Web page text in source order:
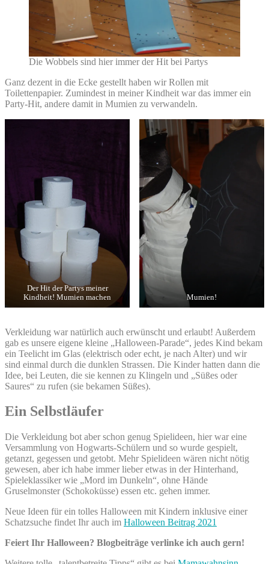
Die Wobbels sind hier immer der Hit bei Partys
Ganz dezent in die Ecke gestellt haben wir Rollen mit
Toilettenpapier. Zumindest in meiner Kindheit war das immer ein
Party-Hit, andere damit in Mumien zu verwandeln.
Der Hit der Partys meiner
Kindheit! Mumien machen
Mumien!
Verkleidung war natürlich auch erwünscht und erlaubt! Außerdem
gab es unsere eigene kleine „Halloween-Parade“, jedes Kind bekam
ein Teelicht im Glas (elektrisch oder echt, je nach Alter) und wir
sind einmal durch die dunklen Strassen. Die Kinder hatten dann die
Idee, bei Leuten, die sie kennen zu Klingeln und „Süßes oder
Saures“ zu rufen (sie bekamen Süßes).
Ein Selbstläufer
Die Verkleidung bot aber schon genug Spielideen, hier war eine
Versammlung von Hogwarts-Schülern und so wurde gespielt,
getanzt, gegessen und getobt. Mehr Spielideen wären nicht nötig
gewesen, aber ich habe immer lieber etwas in der Hinterhand,
Spieleklassiker wie „Mord im Dunkeln“, ohne Hände
Gruselmonster (Schokoküsse) essen etc. gehen immer.
Neue Ideen für ein tolles Halloween mit Kindern inklusive einer
Schatzsuche findet Ihr auch im Halloween Beitrag 2021
Feiert Ihr Halloween? Blogbeiträge verlinke ich auch gern!